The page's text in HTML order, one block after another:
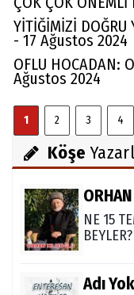
YİTİĞİMİZİ DOĞRU
- 17 Ağustos 2024
OFLU HOCADAN:
Ağustos 2024
1 2 3 4
Köşe
Av.
ALLAH
NE 15
BEYLER?
Adı Yok